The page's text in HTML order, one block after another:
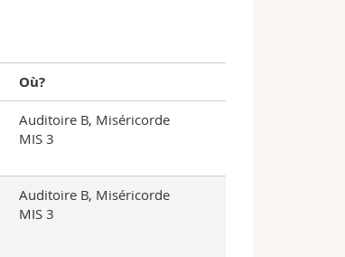
Où?
Auditoire B, Miséricorde
MIS 3
Auditoire B, Miséricorde
MIS 3